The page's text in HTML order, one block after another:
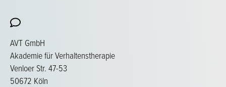
AVT GmbH
Akademie für Verhaltenstherapie
Venloer Str. 47-53
50672 Köln